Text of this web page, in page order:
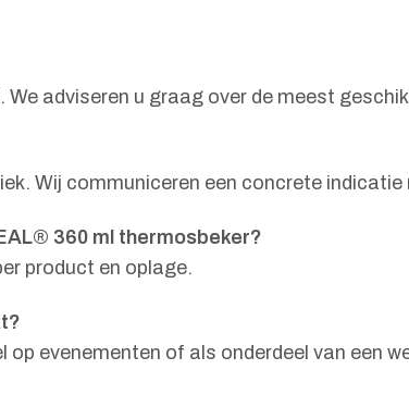
adviseren u graag over de meest
Wij communiceren een concrete
360 ml thermosbeker?
product en oplage.
evenementen of als onderdeel van een